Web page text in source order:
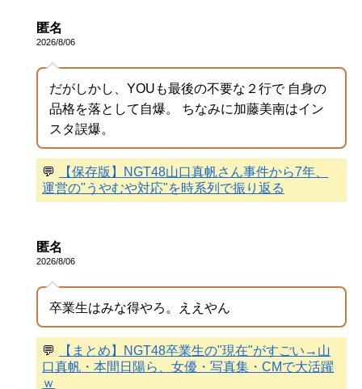
匿名
2026/8/06
だがしかし、YOUも最後の不要な２行で 自身の
品格を落として自爆。 ちなみに加藤美南はイン
スタ誤爆。
💬
【保存版】NGT48山口真帆さん事件から7年、
運営の"うやむや対応"を時系列で振り返る
匿名
2026/8/06
卒業生はみな得やろ。ええやん
💬
【まとめ】NGT48卒業生の"現在"がすごい→山
口真帆・本間日陽ら、女優・写真集・CMで大活躍
ｗ